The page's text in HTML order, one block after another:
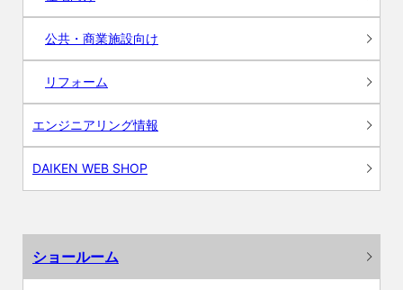
公共・商業施設向け
リフォーム
エンジニアリング情報
DAIKEN WEB SHOP
ショールーム